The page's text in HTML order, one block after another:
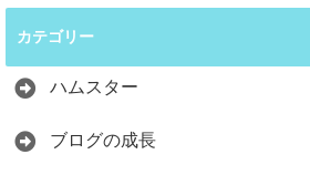
カテゴリー
ハムスター
ブログの成長